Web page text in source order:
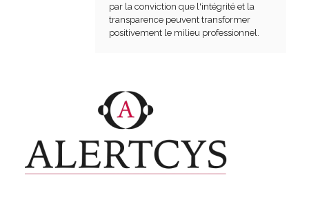
par la conviction que l'intégrité et la
transparence peuvent transformer
positivement le milieu professionnel.